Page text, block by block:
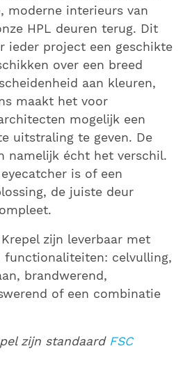
moderne interieurs van
HPL deuren terug. Dit
ieder project een geschikte
over een breed
aan kleuren,
maakt het voor
mogelijk een
uitstraling te geven. De
namelijk écht het verschil.
is of een
de juiste deur
zijn leverbaar met
functionaliteiten: celvulling,
brandwerend,
of een combinatie
zijn standaard FSC